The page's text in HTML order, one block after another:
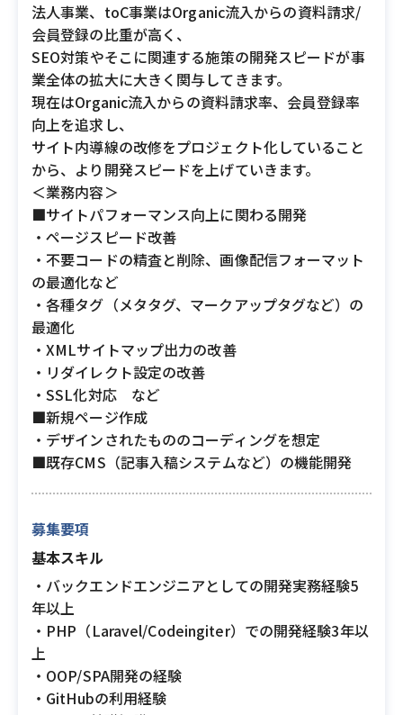
法人事業、toC事業はOrganic流入からの資料請求/
会員登録の比重が高く、
SEO対策やそこに関連する施策の開発スピードが事
業全体の拡大に大きく関与してきます。
現在はOrganic流入からの資料請求率、会員登録率
向上を追求し、
サイト内導線の改修をプロジェクト化していること
から、より開発スピードを上げていきます。
＜業務内容＞
■サイトパフォーマンス向上に関わる開発
・ページスピード改善
・不要コードの精査と削除、画像配信フォーマット
の最適化など
・各種タグ（メタタグ、マークアップタグなど）の
最適化
・XMLサイトマップ出力の改善
・リダイレクト設定の改善
・SSL化対応 など
■新規ページ作成
・デザインされたもののコーディングを想定
■既存CMS（記事入稿システムなど）の機能開発
募集要項
基本スキル
・バックエンドエンジニアとしての開発実務経験5
年以上
・PHP（Laravel/Codeingiter）での開発経験3年以
上
・OOP/SPA開発の経験
・GitHubの利用経験